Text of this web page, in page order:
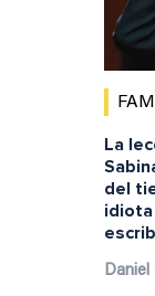
La
del
Daniel